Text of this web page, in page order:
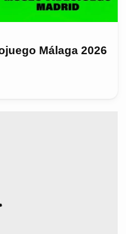
Málaga 2026